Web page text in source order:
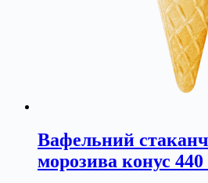
Вафельний
морозива конус